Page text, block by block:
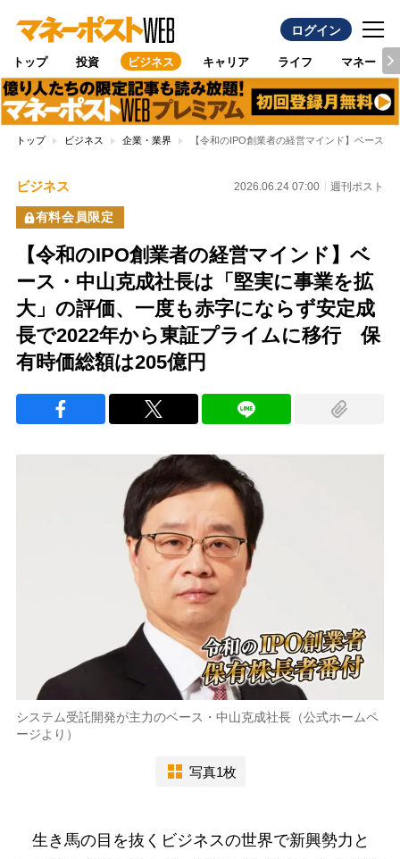
ログイン
トップ 投資 ビジネス キャリア ライフ マネー
トップ ビジネス 企業・業界 【令和のIPO創業者の経営マインド】ベース
ビジネス 2026.06.24 07:00 週刊ポスト
有料会員限定
【令和のIPO創業者の経営マインド】ベ
ース・中山克成社長は「堅実に事業を拡
大」の評価、一度も赤字にならず安定成
長で2022年から東証プライムに移行 保
有時価総額は205億円
システム受託開発が主力のベース・中山克成社長（公式ホームペ
ージより）
写真1枚
生き馬の目を抜くビジネスの世界で新興勢力と